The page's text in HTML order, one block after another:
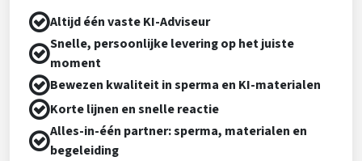
Altijd één vaste KI-Adviseur
Snelle, persoonlijke levering op het juiste
moment
Bewezen kwaliteit in sperma en KI-materialen
Korte lijnen en snelle reactie
Alles-in-één partner: sperma, materialen en
begeleiding